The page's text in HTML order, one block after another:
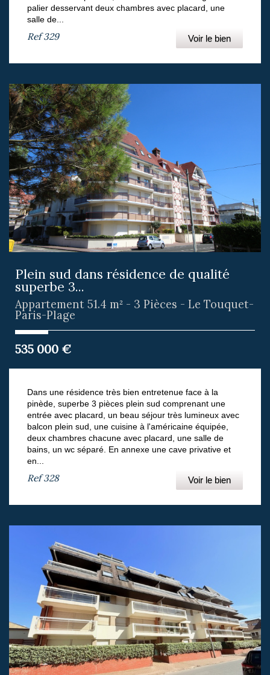
palier desservant deux chambres avec placard, une
salle de...
Ref329 Voir le bien
Plein sud dans résidence de qualité
superbe 3...
Appartement 51.4 m² - 3 Pièces - Le Touquet-
Paris-Plage
535 000 €
Dans une résidence très bien entretenue face à la
pinède, superbe 3 pièces plein sud comprenant une
entrée avec placard, un beau séjour très lumineux avec
balcon plein sud, une cuisine à l'américaine équipée,
deux chambres chacune avec placard, une salle de
bains, un wc séparé. En annexe une cave privative et
en...
Ref328 Voir le bien